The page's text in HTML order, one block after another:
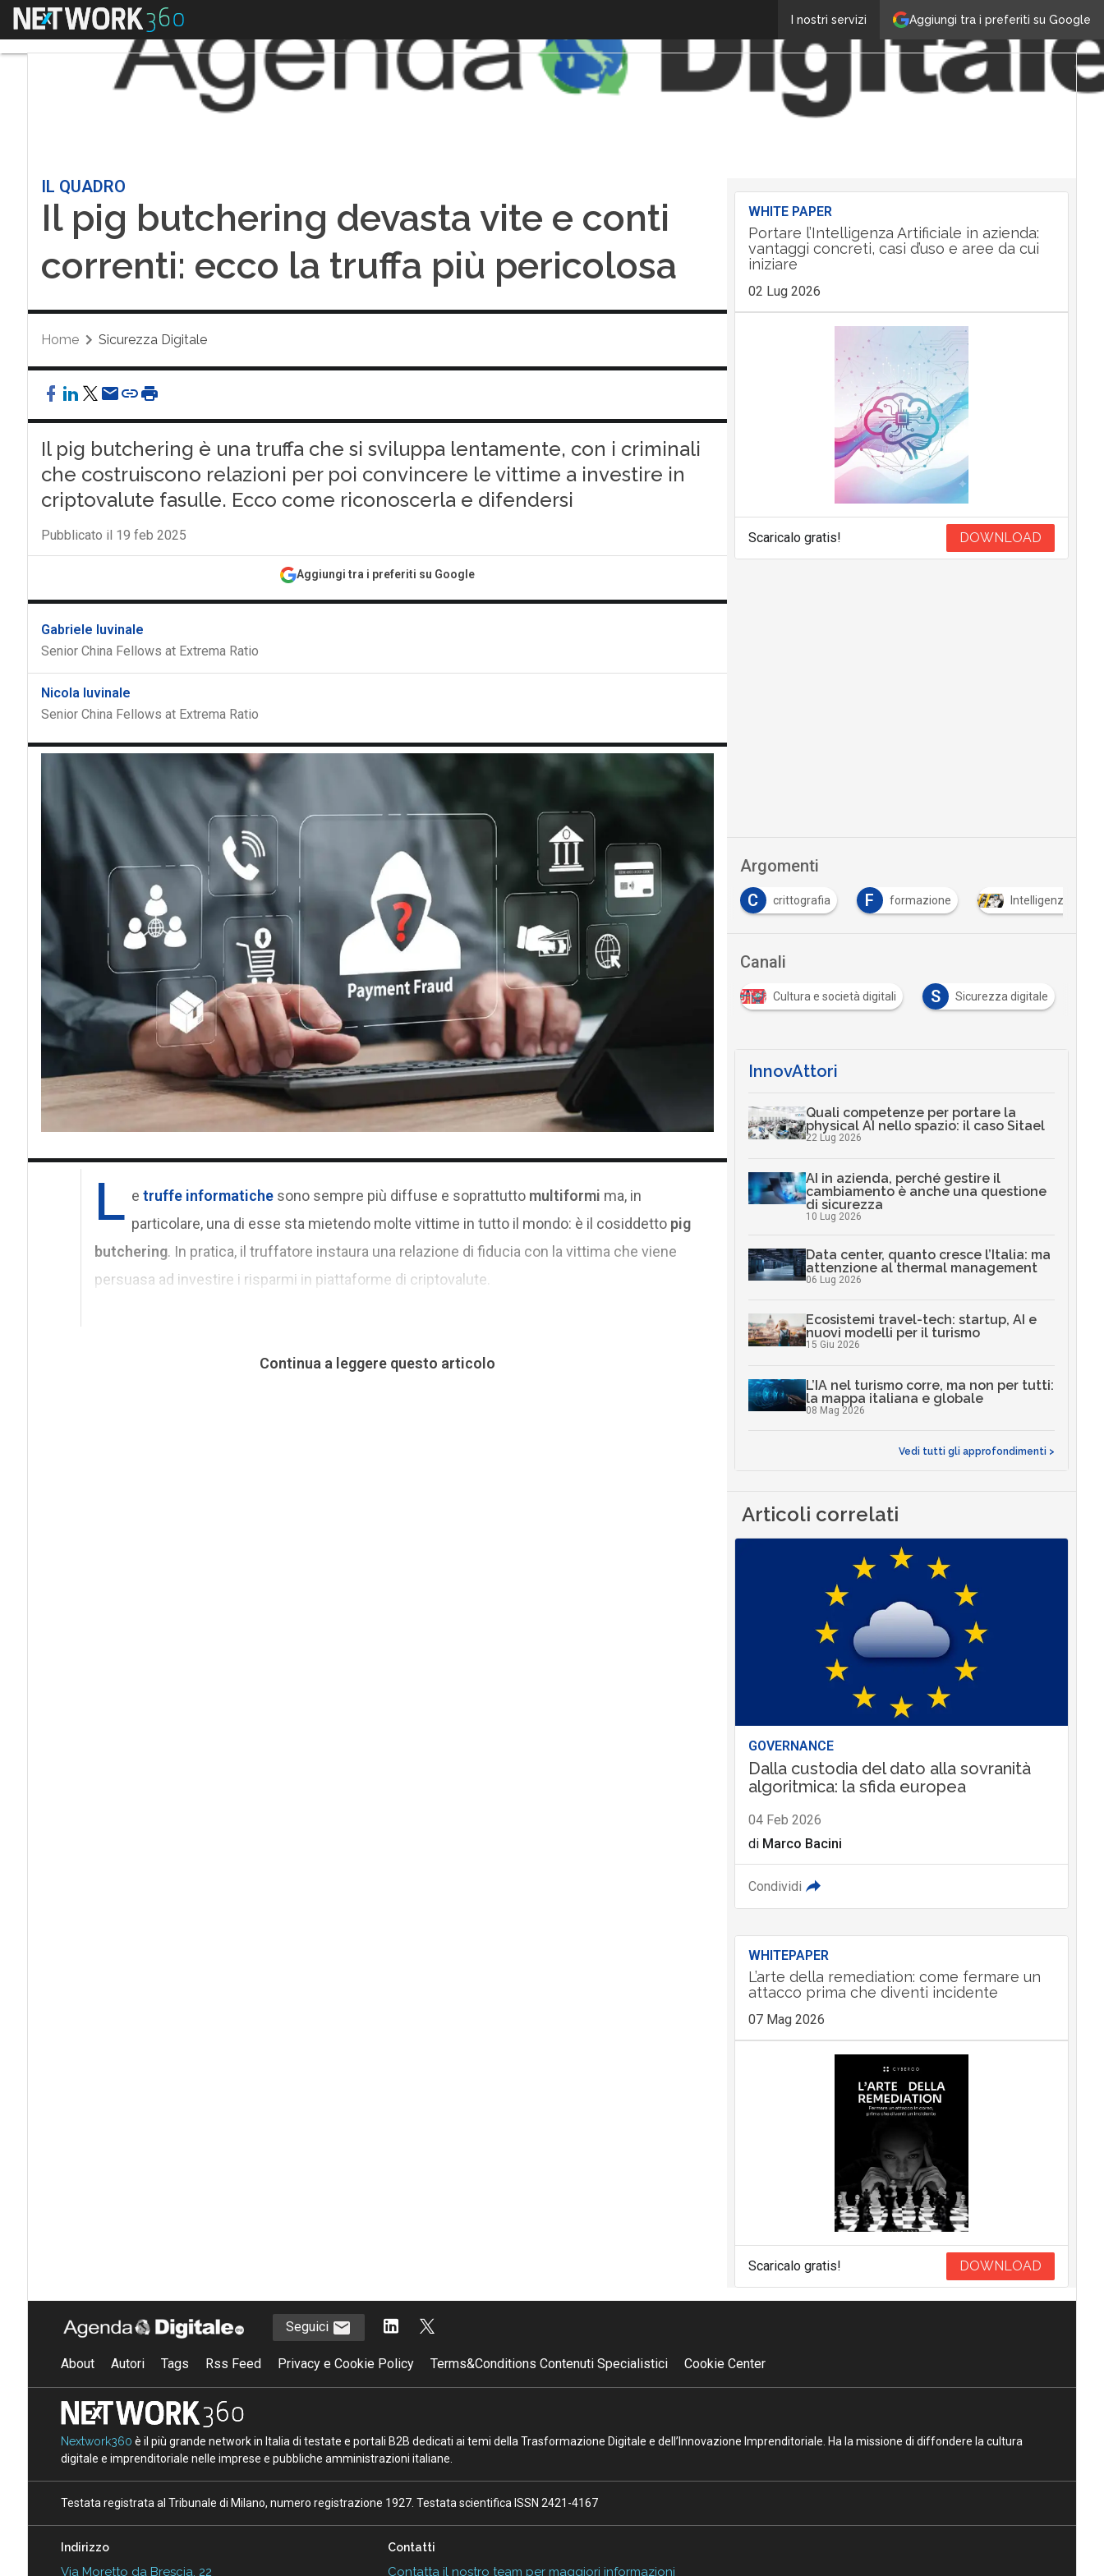
Aggiungi tra i preferiti su Google
I nostri servizi
Menu
IL QUADRO
Il pig butchering devasta vite e conti
correnti: ecco la truffa più pericolosa
Home Sicurezza Digitale
Il pig butchering è una truffa che si sviluppa lentamente, con i criminali
che costruiscono relazioni per poi convincere le vittime a investire in
criptovalute fasulle. Ecco come riconoscerla e difendersi
Pubblicato il 19 feb 2025
Aggiungi tra i preferiti su Google
Gabriele Iuvinale
Senior China Fellows at Extrema Ratio
Nicola Iuvinale
Senior China Fellows at Extrema Ratio
L e truffe informatichesono sempre più diffuse e soprattutto multiformi ma, in
particolare, una di esse sta mietendo molte vittime in tutto il mondo: è il cosiddetto pig
butchering. In pratica, il truffatore instaura una relazione di fiducia con la vittima che viene
persuasa ad investire i risparmi in piattaforme di criptovalute.
Continua a leggere questo articolo
WHITE PAPER
Portare l’Intelligenza Artificiale in azienda:
vantaggi concreti, casi d’uso e aree da cui
iniziare
02 Lug 2026
Scaricalo gratis! DOWNLOAD
Argomenti
blockchain C crittografia F formazione Intelligenza
Canali
Cultura e società digitali S Sicurezza digitale
InnovAttori
Quali competenze per portare la
physical AI nello spazio: il caso Sitael
22 Lug 2026
AI in azienda, perché gestire il
cambiamento è anche una questione
di sicurezza
10 Lug 2026
Data center, quanto cresce l’Italia: ma
attenzione al thermal management
06 Lug 2026
Ecosistemi travel-tech: startup, AI e
nuovi modelli per il turismo
15 Giu 2026
L’IA nel turismo corre, ma non per tutti:
la mappa italiana e globale
08 Mag 2026
Vedi tutti gli approfondimenti >
Articoli correlati
GOVERNANCE
Dalla custodia del dato alla sovranità
algoritmica: la sfida europea
04 Feb 2026
di Marco Bacini
Condividi
WHITEPAPER
L’arte della remediation: come fermare un
attacco prima che diventi incidente
07 Mag 2026
Scaricalo gratis! DOWNLOAD
Seguici
About Autori Tags Rss Feed Privacy e Cookie Policy Terms&Conditions Contenuti Specialistici Cookie Center
Nextwork360 è il più grande network in Italia di testate e portali B2B dedicati ai temi della Trasformazione Digitale e dell’Innovazione Imprenditoriale. Ha la missione di diffondere la cultura
digitale e imprenditoriale nelle imprese e pubbliche amministrazioni italiane.
Testata registrata al Tribunale di Milano, numero registrazione 1927. Testata scientifica ISSN 2421-4167
Indirizzo
Via Moretto da Brescia, 22
Contatti
Contatta il nostro team per maggiori informazioni